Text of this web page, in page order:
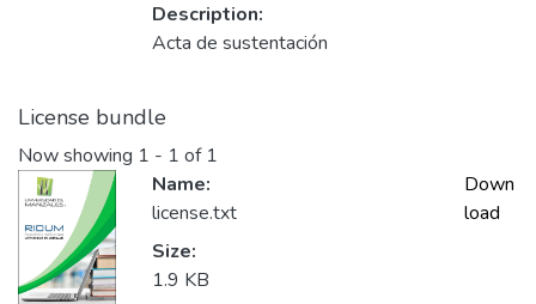
Description:
Acta de sustentación
License bundle
Now showing 1 - 1 of 1
Name:
license.txt
Size:
1.9 KB
Down
load